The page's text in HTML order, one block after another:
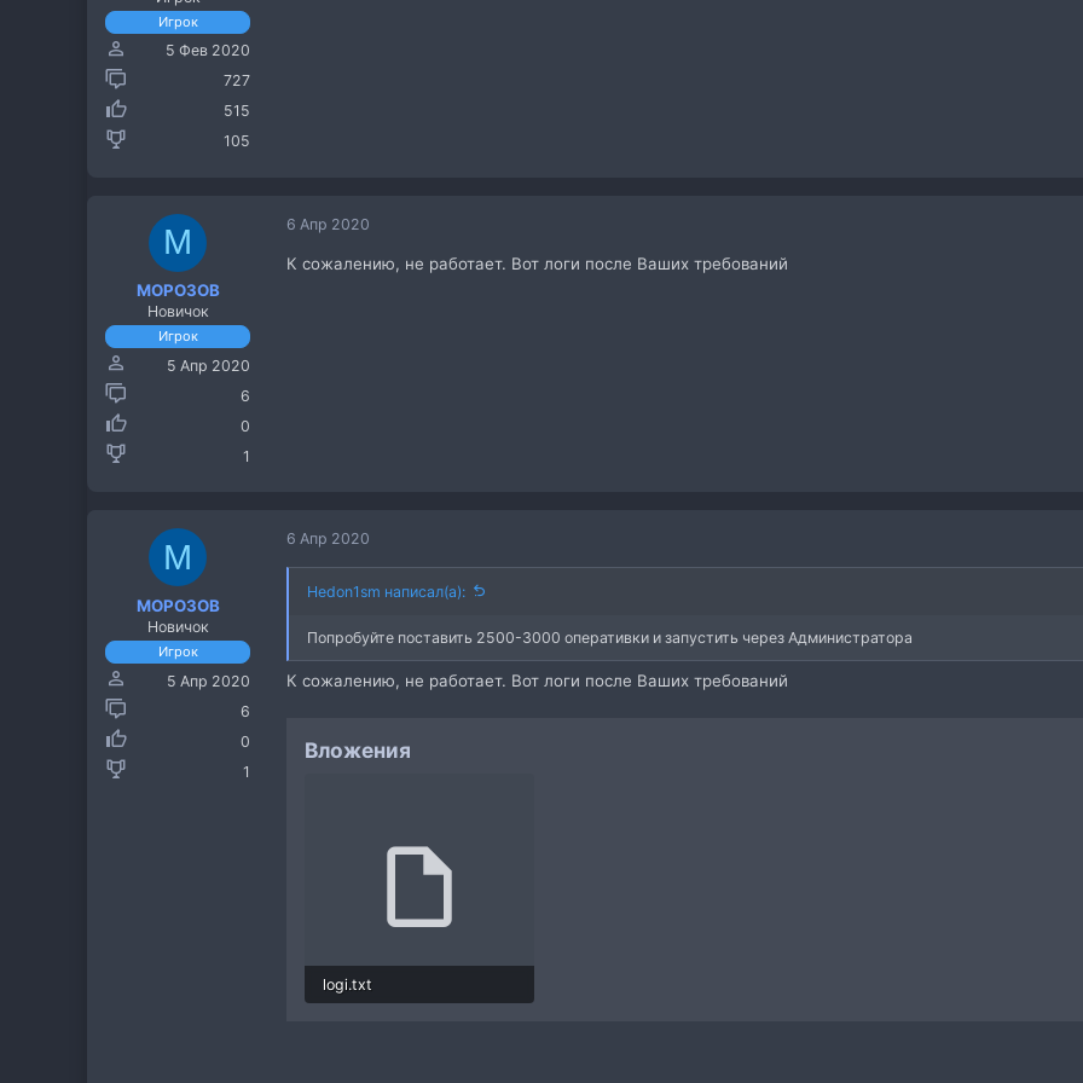
Игрок
5 Фев 2020
727
515
105
M
MOPO3OB
Новичок
Игрок
5 Апр 2020
6
0
1
6 Апр 2020
К сожалению, не работает. Вот логи после Ваших требований
M
MOPO3OB
Новичок
Игрок
5 Апр 2020
6
0
1
6 Апр 2020
Hedon1sm написал(а):
Попробуйте поставить 2500-3000 оперативки и запустить через Администратора
К сожалению, не работает. Вот логи после Ваших требований
Вложения
logi.txt